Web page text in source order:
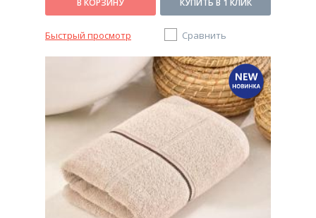
Быстрый просмотр Сравнить